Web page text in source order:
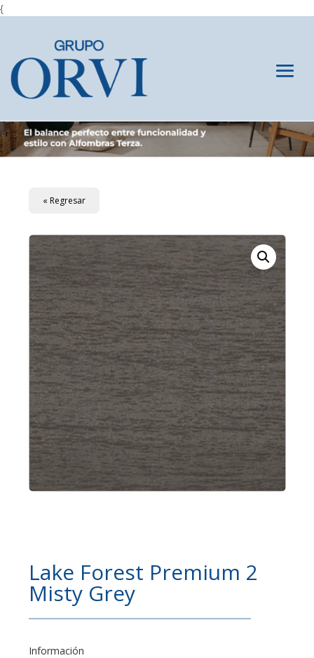
{
« Regresar
Lake Forest Premium 2
Misty Grey
Información